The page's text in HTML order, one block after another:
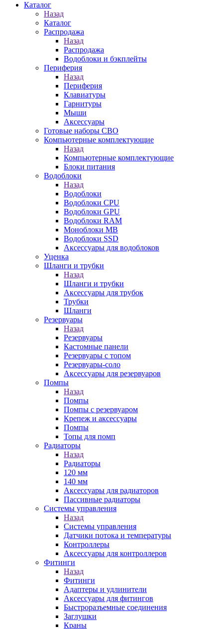
Каталог
Назад
Каталог
Распродажа
Назад
Распродажа
Водоблоки и бэкплейты
Периферия
Назад
Периферия
Клавиатуры
Гарнитуры
Мыши
Аксессуары
Готовые наборы СВО
Компьютерные комплектующие
Назад
Компьютерные комплектующие
Блоки питания
Водоблоки
Назад
Водоблоки
Водоблоки CPU
Водоблоки GPU
Водоблоки RAM
Моноблоки MB
Водоблоки SSD
Аксессуары для водоблоков
Уценка
Шланги и трубки
Назад
Шланги и трубки
Аксессуары для трубок
Трубки
Шланги
Резервуары
Назад
Резервуары
Кастомные панели
Резервуары с топом
Резервуары-соло
Аксессуары для резервуаров
Помпы
Назад
Помпы
Помпы с резервуаром
Крепеж и аксессуары
Помпы
Топы для помп
Радиаторы
Назад
Радиаторы
120 мм
140 мм
Аксессуары для радиаторов
Пассивные радиаторы
Системы управления
Назад
Системы управления
Датчики потока и температуры
Контроллеры
Аксессуары для контроллеров
Фитинги
Назад
Фитинги
Адаптеры и удлинители
Аксессуары для фитингов
Быстроразъемные соединения
Заглушки
Краны